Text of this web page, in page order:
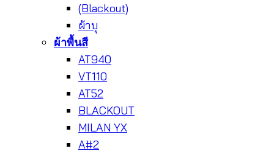
(Blackout)
ผ้าบุ
ผ้าพื้นสี
AT940
VT110
AT52
BLACKOUT
MILAN YX
A#2